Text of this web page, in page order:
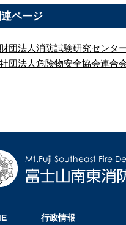
連ページ
団法人消防試験研究センタ
団法人危険物安全協会連合
行政情報